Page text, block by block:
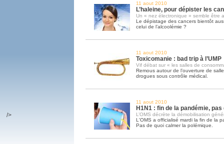
11 aout 2010
L’haleine, pour dépister les
Un « nez électronique » semble être
Le dépistage des cancers bientôt
celui de l’alcoolémie ?
11 aout 2010
Toxicomanie : bad trip à l’UMP
Vif débat sur « les salles de
Remous autour de l’ouverture de
drogues sous contrôle médical.
11 aout 2010
H1N1 : fin de la pandémie,
L’OMS décrète la démobilisation
L'OMS a officialisé mardi la fin de la
Pas de quoi calmer la polémique.
/>